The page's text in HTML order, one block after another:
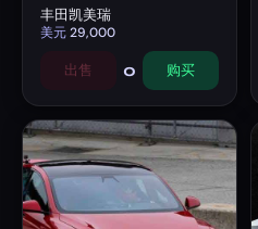
丰田凯美瑞
美元29,000
出售 0 购买